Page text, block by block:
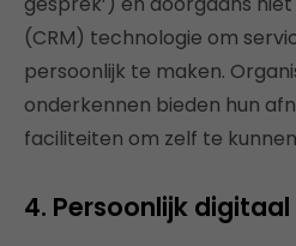
(CRM) technologie om
persoonlijk te maken.
onderkennen bieden hun
faciliteiten om zelf te
4. Persoonlijk digitaal